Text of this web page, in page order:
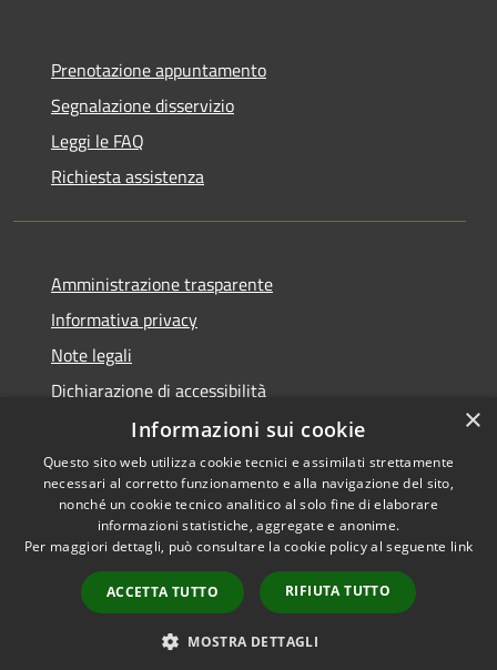
Prenotazione appuntamento
Segnalazione disservizio
Leggi le FAQ
Richiesta assistenza
Amministrazione trasparente
Informativa privacy
Note legali
Dichiarazione di accessibilità
Accessibilità
Privacy
Mappa del sito
Copyright © 2026 • Comune di
Casperia • Powered by
Municipium•Accesso
redazione
×
Informazioni sui cookie
Questo sito web utilizza cookie tecnici e assimilati strettamente
necessari al corretto funzionamento e alla navigazione del sito,
nonché un cookie tecnico analitico al solo fine di elaborare
informazioni statistiche, aggregate e anonime.
Per maggiori dettagli, può consultare la cookie policy al seguente link
ACCETTA TUTTO RIFIUTA TUTTO
MOSTRA DETTAGLI